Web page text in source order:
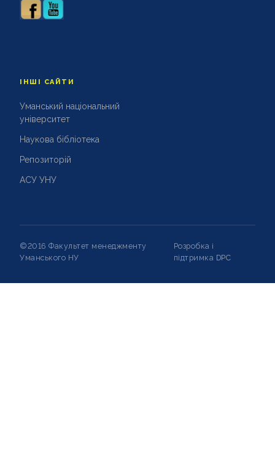
ІНШІ САЙТИ
Уманський національний
університет
Наукова бібліотека
Репозиторій
АСУ УНУ
©2016 Факультет менеджменту
Уманського НУ
Розробка і
підтримка DPC